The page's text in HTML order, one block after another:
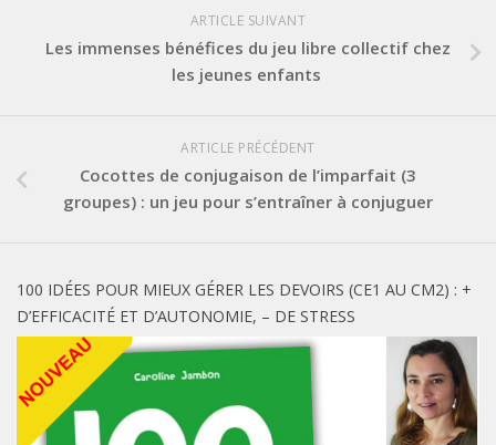
ARTICLE SUIVANT
Les immenses bénéfices du jeu libre collectif chez
les jeunes enfants
ARTICLE PRÉCÉDENT
Cocottes de conjugaison de l’imparfait (3
groupes) : un jeu pour s’entraîner à conjuguer
100 IDÉES POUR MIEUX GÉRER LES DEVOIRS (CE1 AU CM2) : +
D’EFFICACITÉ ET D’AUTONOMIE, – DE STRESS